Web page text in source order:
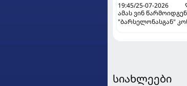
19:45/25-07-2026
ამას ვინ
"ბარსელონასგან"
სიახლეები